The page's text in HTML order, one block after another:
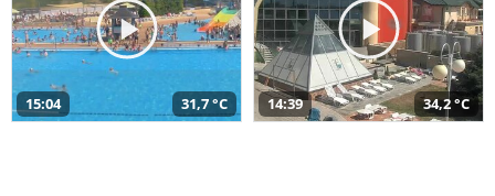
15:04 31,7 °C 14:39 34,2 °C